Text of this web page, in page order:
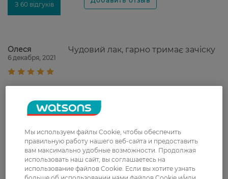
З 60 відгуків
Олеся
6 декабря, 2021
Чудовий лак, гарно тримає зачіску
27 сентября, 2021
не слипаются, прическа
прекрасно зафиксирована.
Наталья
6 сентября, 2021
Очень хороший и качественный
лак
Svetlana Отличный лак, хорошо фиксирует и
Мы используем файлы Cookie, чтобы обеспечить
правильную работу нашего веб-сайта и предоставить
вам максимально удобные возможности. Продолжая
использовать наш сайт, вы соглашаетесь на
использование файлов Cookie. Если вы хотите узнать